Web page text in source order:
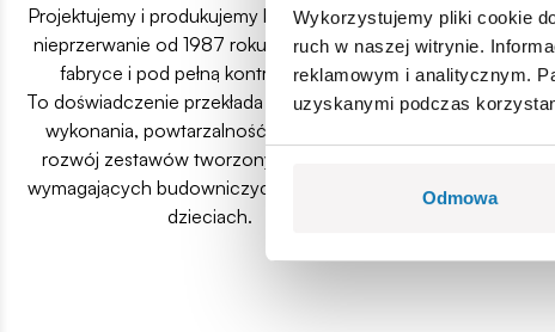
Wykorzystujemy pliki cookie
ruch w naszej witrynie.
reklamowym i analitycznym.
uzyskanymi podczas
Odmowa
Projektujemy i produkujemy klocki w Polsce
nieprzerwanie od 1987 roku – we własnej
fabryce i pod pełną kontrolą jakości.
To doświadczenie przekłada się na precyzję
wykonania, powtarzalność elementów i
rozwój zestawów tworzonych z myślą o
wymagających budowniczych, a nie tylko o
dzieciach.
COBI to marka
tysięcy
flagowy sklep
ocenę 4,8/
solidnych